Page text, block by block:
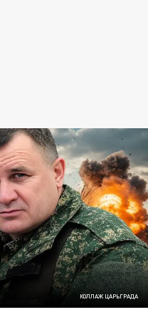
КОЛЛАЖ ЦАРЬГРАДА